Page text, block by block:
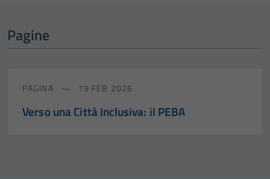
Pagine
PAGINA 19 FEB 2026
Verso una Città Inclusiva: il PEBA